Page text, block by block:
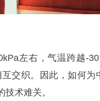
左右，气温跨越
交织。因此，如何为
术难关。